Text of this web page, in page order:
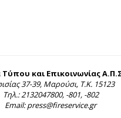
Τύπου και Επικοινωνίας
37-39, Μαρούσι, Τ.Κ. 15123
Τηλ.: 2132047800, -801, -802
Email: press@fireservice.gr